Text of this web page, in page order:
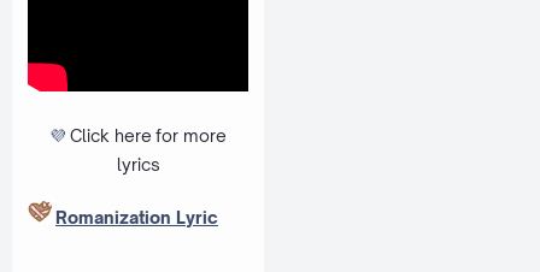
💜 Click here for more
lyrics
Romanization Lyric